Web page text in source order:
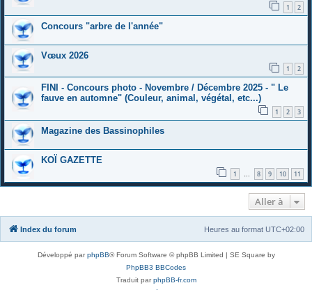
1 2
Concours "arbre de l'année"
Vœux 2026
1 2
FINI - Concours photo - Novembre / Décembre 2025 - " Le
fauve en automne" (Couleur, animal, végétal, etc...)
1 2 3
Magazine des Bassinophiles
KOÏ GAZETTE
1 8 9 10 11
Aller à
Index du forum Heures au format UTC+02:00
Développé parphpBB® Forum Software © phpBB Limited | SE Square by
PhpBB3 BBCodes
Traduit parphpBB-fr.com